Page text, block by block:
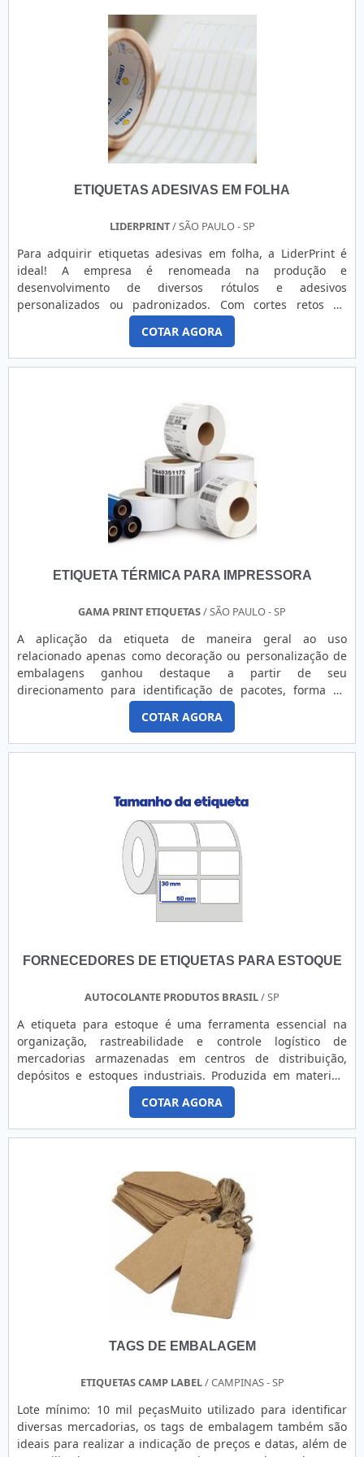
ETIQUETAS ADESIVAS EM FOLHA
LIDERPRINT/ SÃO PAULO - SP
Para adquirir etiquetas adesivas em folha, a LiderPrint é
ideal! A empresa é renomeada na produção e
desenvolvimento de diversos rótulos e adesivos
personalizados ou padronizados. Com cortes retos ou
especiais de acordo com a vontade do cliente! O processo
de desenvolvimento segue todos os padrões IS0 - 9001 2008
proporcionando maior agilidade e profissionalismo na
entrega de seus produtos. A LiderPrint atua no mercado
COTAR AGORA
ETIQUETA TÉRMICA PARA IMPRESSORA
GAMA PRINT ETIQUETAS/ SÃO PAULO - SP
A aplicação da etiqueta de maneira geral ao uso
relacionado apenas como decoração ou personalização de
embalagens ganhou destaque a partir de seu
direcionamento para identificação de pacotes, forma de
comprovar a inviolabilidade de caixas, envelopes ou mesmo
para aplicação de códigos de barra e informações em
produtos e suas embalagens. Com isso, foi desenvolvido um
aprimoramento dos modelos do autocolante, gerando, por
COTAR AGORA
FORNECEDORES DE ETIQUETAS PARA ESTOQUE
AUTOCOLANTE PRODUTOS BRASIL/ SP
A etiqueta para estoque é uma ferramenta essencial na
organização, rastreabilidade e controle logístico de
mercadorias armazenadas em centros de distribuição,
depósitos e estoques industriais. Produzida em materiais
como papel couchê, vinil, BOPP ou papel térmico, possui
excelente aderência em superfícies como plástico, papelão,
madeira e metal. Pode ser personalizada em diversos
tamanhos, com impressão digital, térmica ou com ribbon,
datas de validade, número de lote, SKU e demais
informações estratégicas para a gestão de estoque. As
etiquetas podem ser coloridas para facilitar a categorização
visual dos produtos ou brancas para uso padrão. São
fornecidas em rolos, cartelas ou folhas, conforme o tipo de
aplicação, podendo ser utilizadas manualmente ou por
impressoras térmicas automáticas. O uso de etiquetas de
estoque facilita o controle de inventário, reduz erros de
separação e agiliza processos logísticos, sendo
operadores logísticos, atacadistas e empresas que desejam
Identificação rápida de produtos As etiquetas permitem
o tempo de separação, reposição e conferência no dia a dia
do estoque. Organização visual eficiente Elas ajudam a
manter o estoque visualmente organizado, com categorias
COTAR AGORA
TAGS DE EMBALAGEM
ETIQUETAS CAMP LABEL/ CAMPINAS - SP
Lote mínimo: 10 mil peçasMuito utilizado para identificar
diversas mercadorias, os tags de embalagem também são
ideais para realizar a indicação de preços e datas, além de